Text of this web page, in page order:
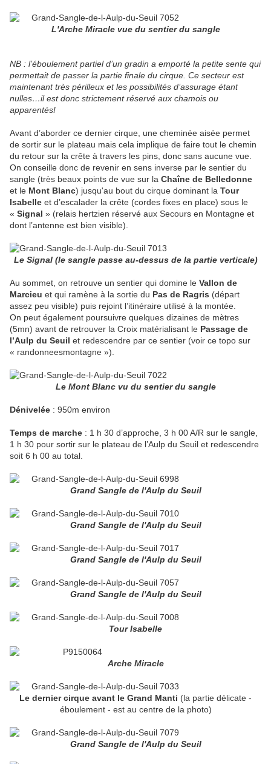
L'Arche Miracle vue du sentier du sangle
NB : l’éboulement partiel d’un gradin a emporté la petite sente qui
permettait de passer la partie finale du cirque. Ce secteur est
maintenant très périlleux et les possibilités d’assurage étant
nulles…il est donc strictement réservé aux chamois ou
apparentés!
Avant d’aborder ce dernier cirque, une cheminée aisée permet
de sortir sur le plateau mais cela implique de faire tout le chemin
du retour sur la crête à travers les pins, donc sans aucune vue.
On conseille donc de revenir en sens inverse par le sentier du
sangle (très beaux points de vue sur la Chaîne de Belledonne
et le Mont Blanc) jusqu'au bout du cirque dominant la Tour
Isabelle et d’escalader la crête (cordes fixes en place) sous le
« Signal » (relais hertzien réservé aux Secours en Montagne et
dont l’antenne est bien visible).
Le Signal (le sangle passe au-dessus de la partie verticale)
Au sommet, on retrouve un sentier qui domine le Vallon de
Marcieu et qui ramène à la sortie du Pas de Ragris (départ
assez peu visible) puis rejoint l’itinéraire utilisé à la montée.
On peut également poursuivre quelques dizaines de mètres
(5mn) avant de retrouver la Croix matérialisant le Passage de
l’Aulp du Seuil et redescendre par ce sentier (voir ce topo sur
« randonneesmontagne »).
Le Mont Blanc vu du sentier du sangle
Dénivelée : 950m environ
Temps de marche : 1 h 30 d’approche, 3 h 00 A/R sur le sangle,
1 h 30 pour sortir sur le plateau de l’Aulp du Seuil et redescendre
soit 6 h 00 au total.
Grand Sangle de l'Aulp du Seuil
Grand Sangle de l'Aulp du Seuil
Grand Sangle de l'Aulp du Seuil
Grand Sangle de l'Aulp du Seuil
Tour Isabelle
Arche Miracle
Le dernier cirque avant le Grand Manti (la partie délicate -
éboulement - est au centre de la photo)
Grand Sangle de l'Aulp du Seuil